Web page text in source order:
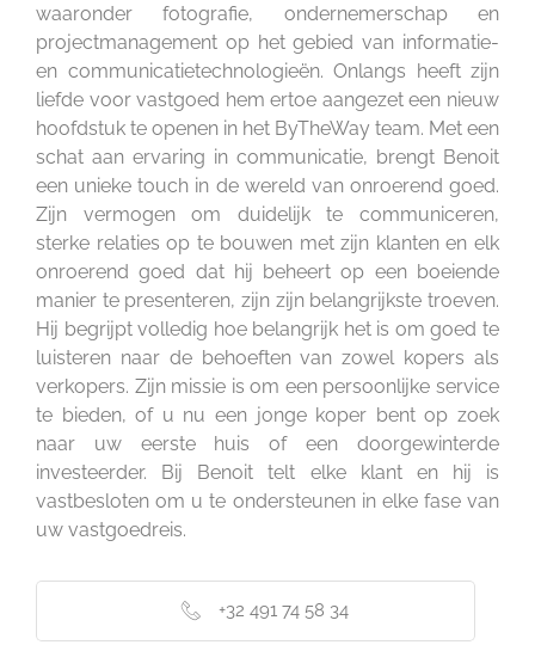
waaronder fotografie, ondernemerschap en
projectmanagement op het gebied van informatie-
en communicatietechnologieën. Onlangs heeft zijn
liefde voor vastgoed hem ertoe aangezet een nieuw
hoofdstuk te openen in het ByTheWay team. Met een
schat aan ervaring in communicatie, brengt Benoit
een unieke touch in de wereld van onroerend goed.
Zijn vermogen om duidelijk te communiceren,
sterke relaties op te bouwen met zijn klanten en elk
onroerend goed dat hij beheert op een boeiende
manier te presenteren, zijn zijn belangrijkste troeven.
Hij begrijpt volledig hoe belangrijk het is om goed te
luisteren naar de behoeften van zowel kopers als
verkopers. Zijn missie is om een persoonlijke service
te bieden, of u nu een jonge koper bent op zoek
naar uw eerste huis of een doorgewinterde
investeerder. Bij Benoit telt elke klant en hij is
vastbesloten om u te ondersteunen in elke fase van
uw vastgoedreis.
+32 491 74 58 34